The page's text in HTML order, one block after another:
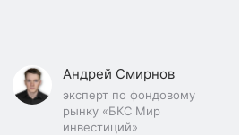
Андрей Смирнов
эксперт по фондовому
рынку «БКС Мир
инвестиций»